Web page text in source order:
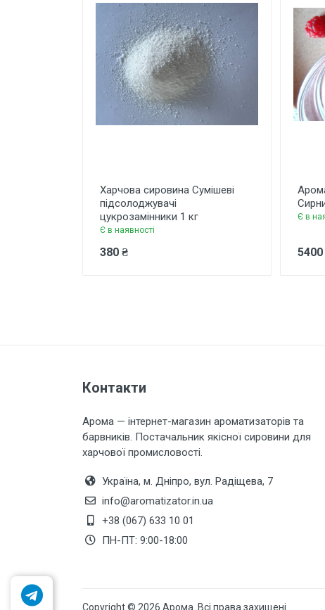
Харчова сировина Сумішеві
підсолоджувачі
цукрозамінники 1 кг
Є в наявності
380 ₴
Є в
5400
Контакти
Арома — інтернет-магазин ароматизаторів та
барвників. Постачальник якісної сировини для
харчової промисловості.
Україна, м. Дніпро, вул. Радіщева, 7
info@aromatizator.in.ua
+38 (067) 633 10 01
ПН-ПТ: 9:00-18:00
Copyright © 2026 Арома. Всі права захищені.